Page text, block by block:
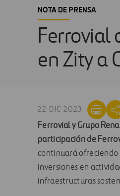
NOTA DE PRENSA
Ferrovial
en Zity a
22 DIC 2023
Ferrovial y Grupo
participación de
continuará ofreciendo
inversiones en
infraestructuras